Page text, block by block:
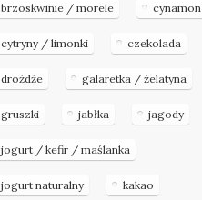
brzoskwinie / morele cynamon
cytryny / limonki czekolada
drożdże galaretka / żelatyna
gruszki jabłka jagody
jogurt / kefir / maślanka
jogurt naturalny kakao